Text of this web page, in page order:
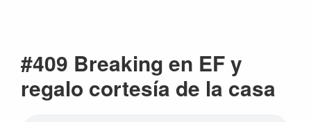
#409 Breaking en EF y
regalo cortesía de la casa